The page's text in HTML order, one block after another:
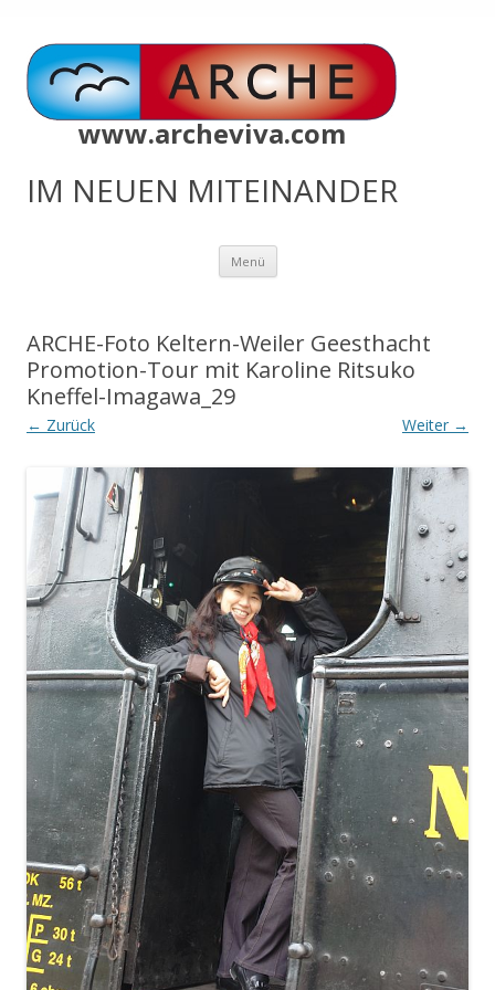
www.archeviva.com
IM NEUEN MITEINANDER
Menü Zum
springen
ARCHE-Foto Keltern-Weiler Geesthacht
Promotion-Tour mit Karoline Ritsuko
Kneffel-Imagawa_29
← Zurück Weiter →